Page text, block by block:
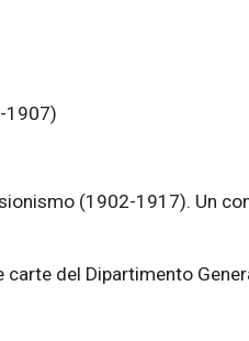
1907)
(1902-1917). Un
del Dipartimento